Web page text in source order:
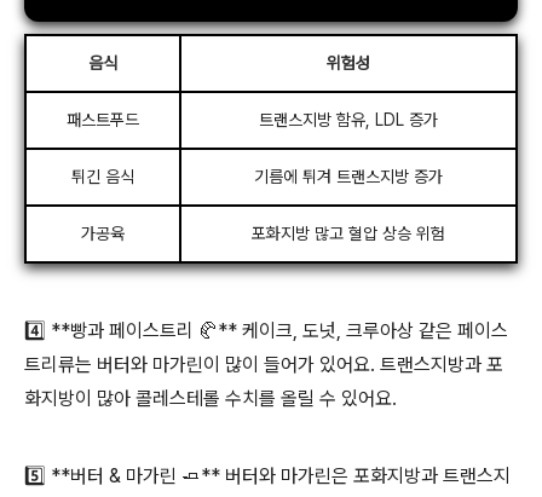
음식 위험성
패스트푸드 트랜스지방 함유, LDL 증가
튀긴 음식 기름에 튀겨 트랜스지방 증가
가공육 포화지방 많고 혈압 상승 위험
4️⃣ **빵과 페이스트리 🥐** 케이크, 도넛, 크루아상 같은 페이스
트리류는 버터와 마가린이 많이 들어가 있어요. 트랜스지방과 포
화지방이 많아 콜레스테롤 수치를 올릴 수 있어요.
5️⃣ **버터 & 마가린 🧈** 버터와 마가린은 포화지방과 트랜스지